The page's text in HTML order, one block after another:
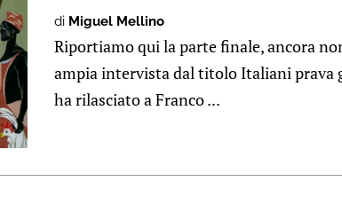
di Miguel Mellino
Riportiamo qui la parte finale, ancora
ampia intervista dal titolo Italiani prava
ha rilasciato a Franco ...